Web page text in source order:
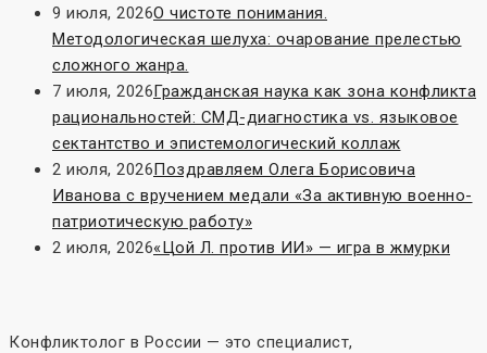
9 июля, 2026О чистоте понимания.
Методологическая шелуха: очарование прелестью
сложного жанра.
7 июля, 2026Гражданская наука как зона конфликта
рациональностей: СМД-диагностика vs. языковое
сектантство и эпистемологический коллаж
2 июля, 2026Поздравляем Олега Борисовича
Иванова с вручением медали «За активную военно-
патриотическую работу»
2 июля, 2026«Цой Л. против ИИ» — игра в жмурки
Конфликтолог в России — это специалист,